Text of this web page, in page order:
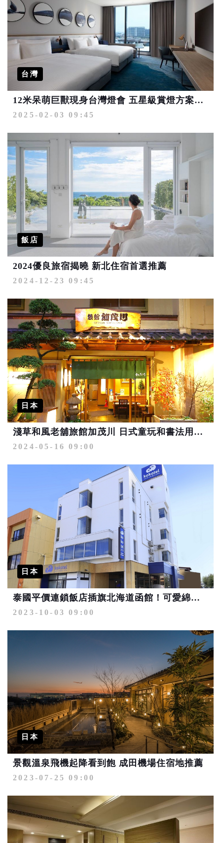
台灣
12米呆萌巨獸現身台灣燈會 五星級賞燈方案推45家桃園旅宿優惠
2025-02-03 09:45
飯店
2024優良旅宿揭曉 新北住宿首選推薦
2024-12-23 09:45
日本
淺草和風老舖旅館加茂川 日式童玩和書法用具免費體驗
2024-05-16 09:00
日本
泰國平價連鎖飯店插旗北海道函館！可愛綿羊陪你睡
2023-10-03 09:00
日本
景觀溫泉飛機起降看到飽 成田機場住宿地推薦
2023-07-25 09:00